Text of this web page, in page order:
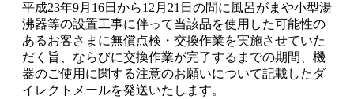
平成23年9月16日から12月21日の間に風呂がまや小型湯
沸器等の設置工事に伴って当該品を使用した可能性の
あるお客さまに無償点検・交換作業を実施させていた
だく旨、ならびに交換作業が完了するまでの期間、機
器のご使用に関する注意のお願いについて記載したダ
イレクトメールを発送いたします。